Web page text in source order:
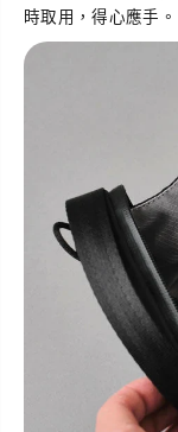
時取用，得心應手。